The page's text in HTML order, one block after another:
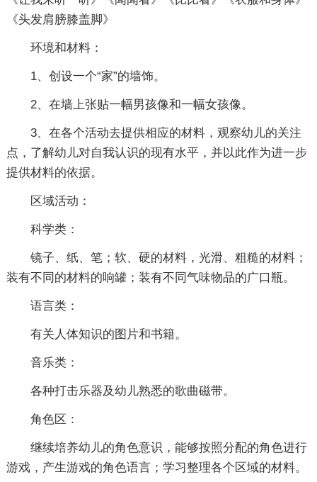
《头发肩膀膝盖脚》
环境和材料：
1、创设一个“家”的墙饰。
2、在墙上张贴一幅男孩像和一幅女孩像。
3、在各个活动去提供相应的材料，观察幼儿的关注
点，了解幼儿对自我认识的现有水平，并以此作为进一步
提供材料的依据。
区域活动：
科学类：
镜子、纸、笔；软、硬的材料，光滑、粗糙的材料；
装有不同的材料的响罐；装有不同气味物品的广口瓶。
语言类：
有关人体知识的图片和书籍。
音乐类：
各种打击乐器及幼儿熟悉的歌曲磁带。
角色区：
继续培养幼儿的角色意识，能够按照分配的角色进行
游戏，产生游戏的角色语言；学习整理各个区域的材料。